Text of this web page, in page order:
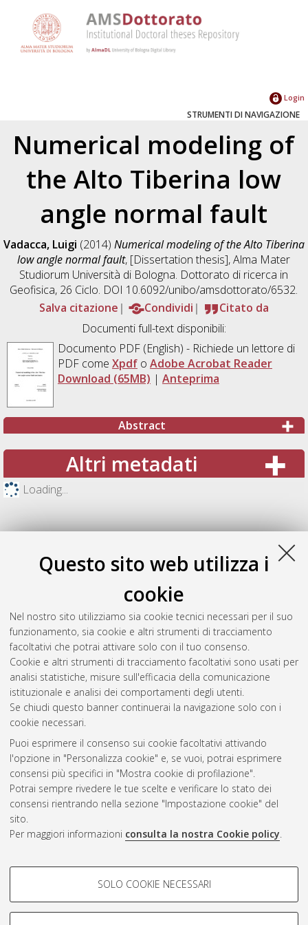
Questo sito web utilizza i
cookie
Nel nostro sito utilizziamo sia cookie tecnici necessari per il suo
funzionamento, sia cookie e altri strumenti di tracciamento
facoltativi che potrai attivare solo con il tuo consenso.
Cookie e altri strumenti di tracciamento facoltativi sono usati per
analisi statistiche, misure sull'efficacia della comunicazione
istituzionale e analisi dei comportamenti degli utenti.
Se chiudi questo banner continuerai la navigazione solo con i
cookie necessari.
Puoi esprimere il consenso sui cookie facoltativi attivando
l'opzione in "Personalizza cookie" e, se vuoi, potrai esprimere
consensi più specifici in "Mostra cookie di profilazione".
Potrai sempre rivedere le tue scelte e verificare lo stato dei
consensi rientrando nella sezione "Impostazione cookie" del
sito.
Per maggiori informazioni consulta la nostra Cookie policy.
COOKIE DI PROFILAZIONE -
Si tratta di cookie utilizzati per analizzare le caratteristiche della
SOLO COOKIE NECESSARI
Login
STRUMENTI DI NAVIGAZIONE
Numerical modeling of
the Alto Tiberina low
angle normal fault
Vadacca, Luigi (2014) Numerical modeling of the Alto Tiberina
low angle normal fault, [Dissertation thesis], Alma Mater
Studiorum Università di Bologna. Dottorato di ricerca in
Geofisica, 26 Ciclo. DOI 10.6092/unibo/amsdottorato/6532.
Salva citazione
Condividi
Citato da
Documenti full-text disponibili:
Documento PDF(English) - Richiede un lettore di
PDF come Xpdfo Adobe Acrobat Reader
Download (65MB) | Anteprima
Abstract
Altri metadati
Loading...
Gestione del documento:
Atom
Rss 1.0
Rss 2.0
ISSN: 2038-7946
Impostazioni Cookie
Informativa sulla privacy
Condizioni d’uso del sito